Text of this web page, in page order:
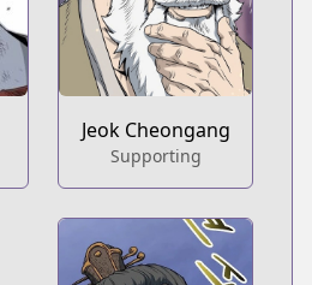
Jeok Cheongang
Supporting